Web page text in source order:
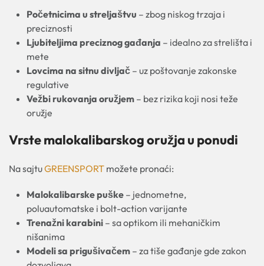
Početnicima u streljaštvu – zbog niskog trzaja i
preciznosti
Ljubiteljima preciznog gađanja – idealno za strelišta i
mete
Lovcima na sitnu divljač – uz poštovanje zakonske
regulative
Vežbi rukovanja oružjem – bez rizika koji nosi teže
oružje
Vrste malokalibarskog oružja u ponudi
Na sajtuGREENSPORT možete pronaći:
Malokalibarske puške – jednometne,
poluautomatske i bolt-action varijante
Trenažni karabini – sa optikom ili mehaničkim
nišanima
Modeli sa prigušivačem – za tiše gađanje gde zakon